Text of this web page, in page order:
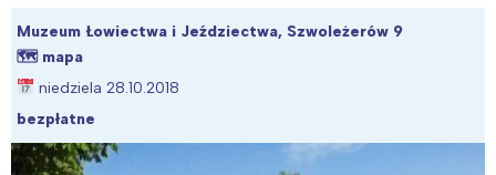
Muzeum Łowiectwa i Jeździectwa, Szwoleżerów 9
🗺 mapa
niedziela 28.10.2018
bezpłatne